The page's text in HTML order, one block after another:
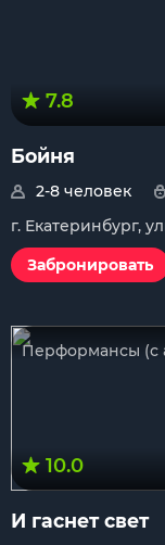
7.8
Бойня
2-8 человек
г. Екатеринбург,
Забронировать
Перформансы (с
10.0
И гаснет свет